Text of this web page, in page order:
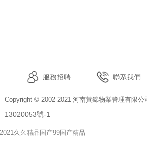
服務招聘 聯系我們
Copyright © 2002-2021 河南黃錦物業管理有限公
13020053號-1
2021久久精品国产99国产精品